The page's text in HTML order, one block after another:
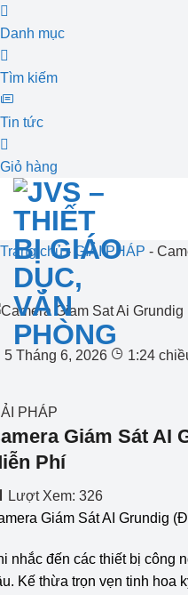
Danh mục
Tìm kiếm
Tin tức
Giỏ hàng
Bỏ
qua
dung
Trang chủ- GIẢI PHÁP -
5 Tháng 6, 2026 1:24
PHÁP
Giám Sát AI
Phí
Lượt Xem: 326
Giám Sát AI Grundig
nhắc đến các thiết bị công
Kế thừa trọn vẹn tinh hoa